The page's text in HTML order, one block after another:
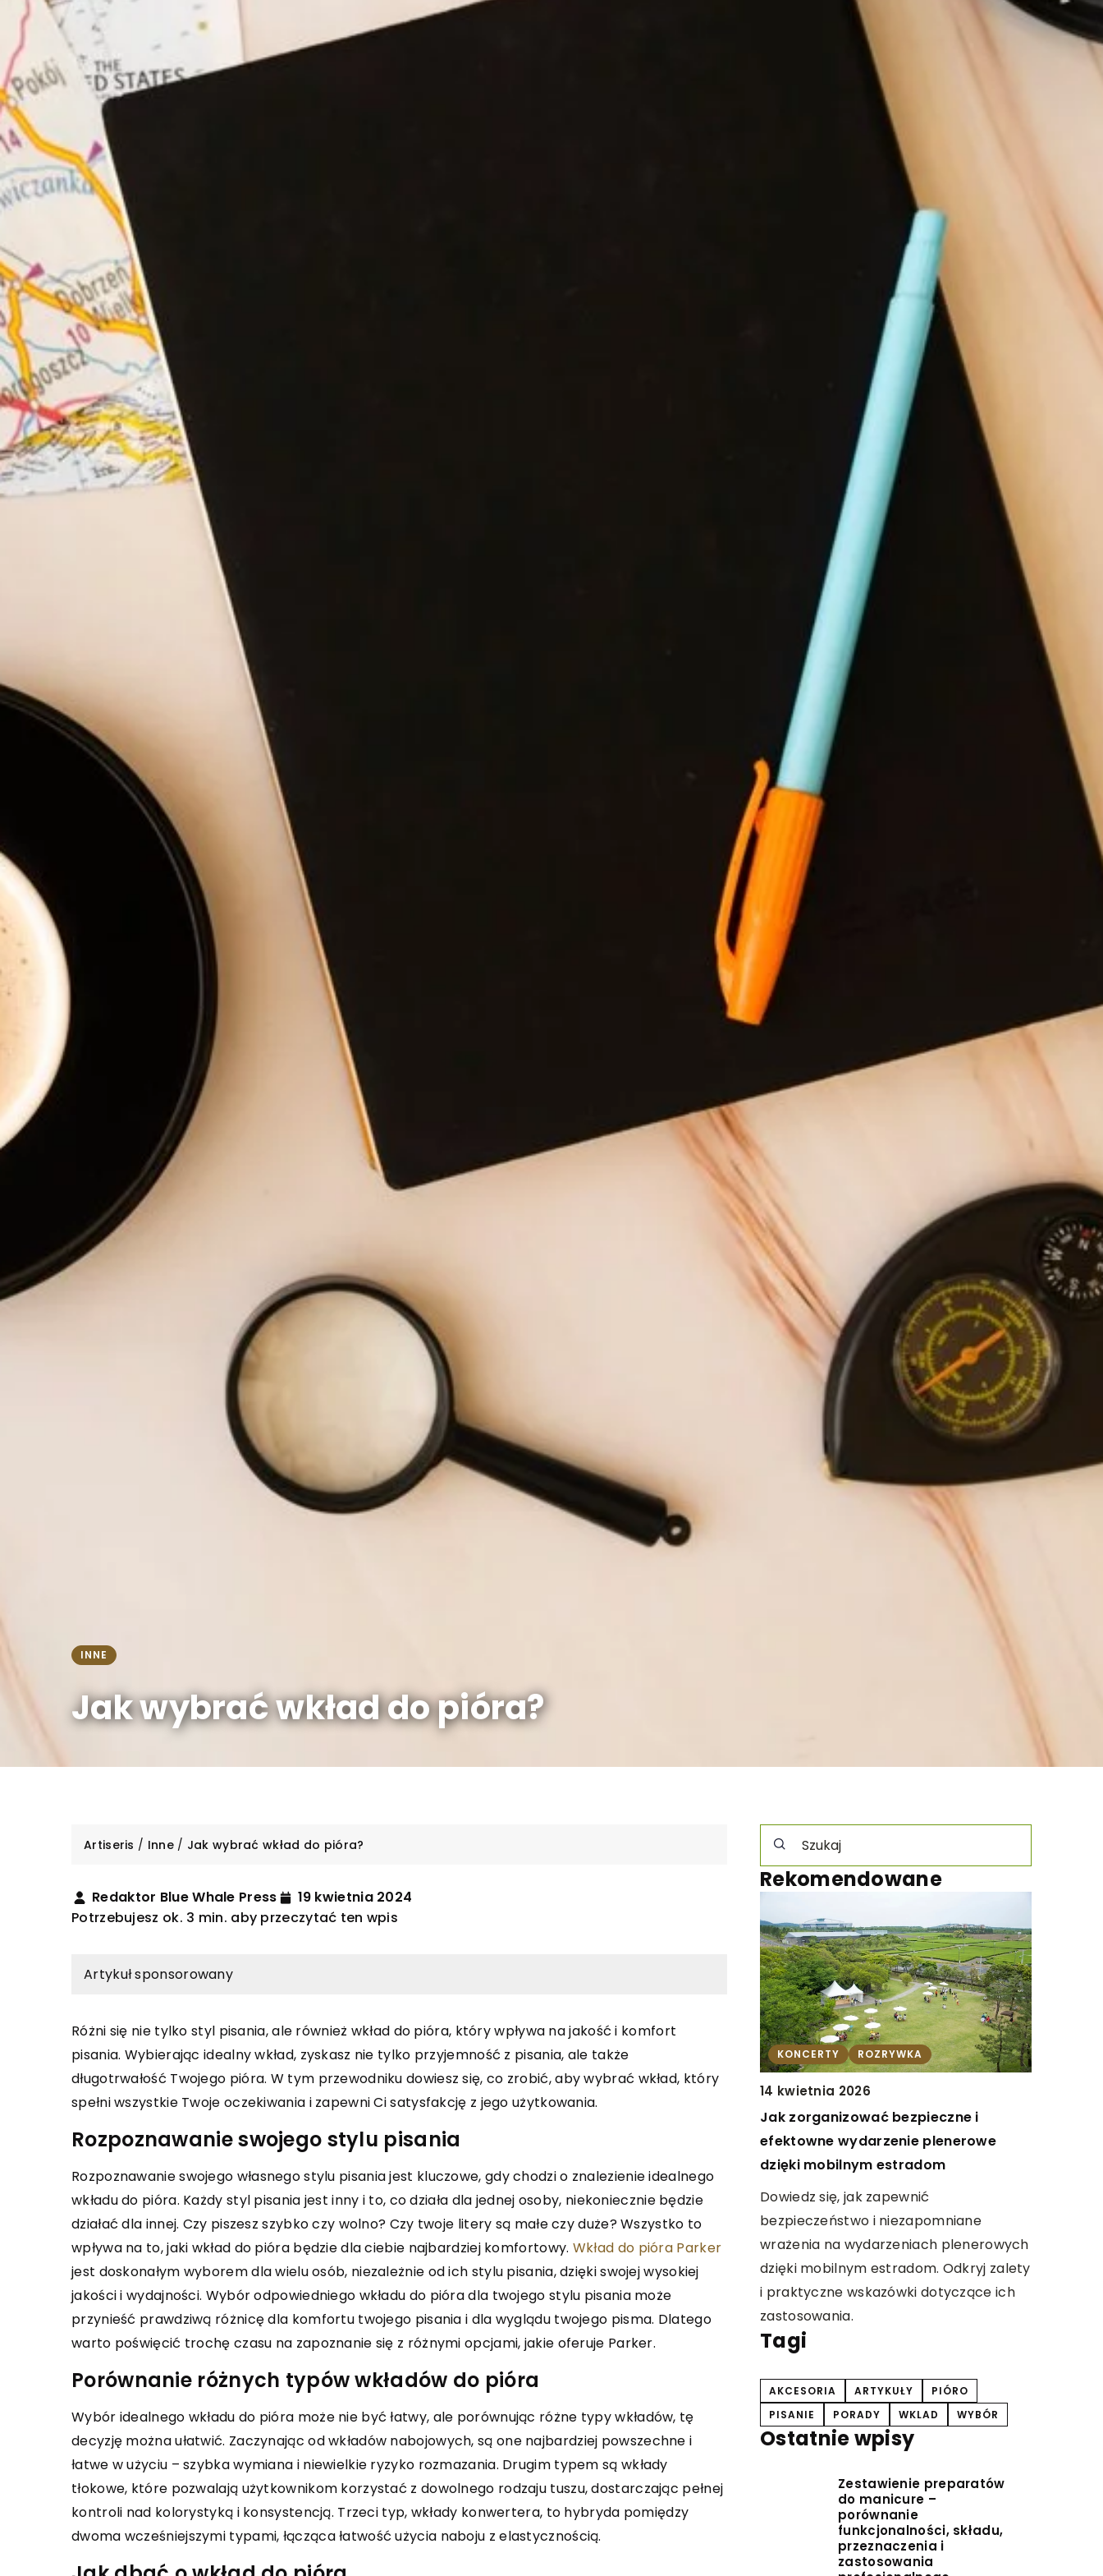
INNE
Jak wybrać wkład do pióra?
Artiseris / Inne/ Jak wybrać wkład do pióra?
Redaktor Blue Whale Press
19 kwietnia 2024
Potrzebujesz ok. 3 min. aby przeczytać ten wpis
Artykuł sponsorowany
Różni się nie tylko styl pisania, ale również wkład do pióra, który wpływa na jakość i komfort
pisania. Wybierając idealny wkład, zyskasz nie tylko przyjemność z pisania, ale także
długotrwałość Twojego pióra. W tym przewodniku dowiesz się, co zrobić, aby wybrać wkład, który
spełni wszystkie Twoje oczekiwania i zapewni Ci satysfakcję z jego użytkowania.
Rozpoznawanie swojego stylu pisania
Rozpoznawanie swojego własnego stylu pisania jest kluczowe, gdy chodzi o znalezienie idealnego
wkładu do pióra. Każdy styl pisania jest inny i to, co działa dla jednej osoby, niekoniecznie będzie
działać dla innej. Czy piszesz szybko czy wolno? Czy twoje litery są małe czy duże? Wszystko to
wpływa na to, jaki wkład do pióra będzie dla ciebie najbardziej komfortowy. Wkład do pióra Parker
jest doskonałym wyborem dla wielu osób, niezależnie od ich stylu pisania, dzięki swojej wysokiej
jakości i wydajności. Wybór odpowiedniego wkładu do pióra dla twojego stylu pisania może
przynieść prawdziwą różnicę dla komfortu twojego pisania i dla wyglądu twojego pisma. Dlatego
warto poświęcić trochę czasu na zapoznanie się z różnymi opcjami, jakie oferuje Parker.
Porównanie różnych typów wkładów do pióra
Wybór idealnego wkładu do pióra może nie być łatwy, ale porównując różne typy wkładów, tę
decyzję można ułatwić. Zaczynając od wkładów nabojowych, są one najbardziej powszechne i
łatwe w użyciu – szybka wymiana i niewielkie ryzyko rozmazania. Drugim typem są wkłady
tłokowe, które pozwalają użytkownikom korzystać z dowolnego rodzaju tuszu, dostarczając pełnej
kontroli nad kolorystyką i konsystencją. Trzeci typ, wkłady konwertera, to hybryda pomiędzy
dwoma wcześniejszymi typami, łącząca łatwość użycia naboju z elastycznością.
Rekomendowane
INNE
22 marca 2025
medyczne do walki z obrzękami nóg?
Odkryj skuteczne metody i produkty,
które pomogą Ci skutecznie zwalczyć
obrzęki nóg. Dowiedz się, na co zwrócić
uwagę wybierając produkt medyczny
oraz jak poprawić jakość życia dzięki
odpowiednim rozwiązaniom.
ĆWICZ UMYSŁ WARCABY
13 maja 2024
Rozpoznawanie i radzenie sobie z
objawami niezdrowych wzorców
myślenia u bliskich osób
Odkryj, jak rozpoznać i skutecznie radzić
sobie z niezdrowymi wzorcami myślenia
u bliskich osób. Artykuł omawia
strategie rozpoznawania i
przełamywania negatywnych
schematów.
ROZRYWKA
14 kwietnia 2026
Jak zorganizować bezpieczne i
efektowne wydarzenie plenerowe
dzięki mobilnym estradom
Dowiedz się, jak zapewnić
bezpieczeństwo i niezapomniane
wrażenia na wydarzeniach plenerowych
dzięki mobilnym estradom. Odkryj zalety
i praktyczne wskazówki dotyczące ich
zastosowania.
INNE
Jak wybrać odpowiednie
medyczne do walki z
Odkryj skuteczne metody i
które pomogą Ci skutecznie
obrzęki nóg. Dowiedz się, na
uwagę wybierając produkt
oraz jak poprawić jakość życia
odpowiednim rozwiązaniom.
Tagi
AKCESORIA ARTYKUŁY
PIÓRO
PISANIE
PORADY WKLAD WYBÓR
Ostatnie wpisy
Zestawienie preparatów
do manicure –
porównanie
funkcjonalności, składu,
przeznaczenia i
zastosowania